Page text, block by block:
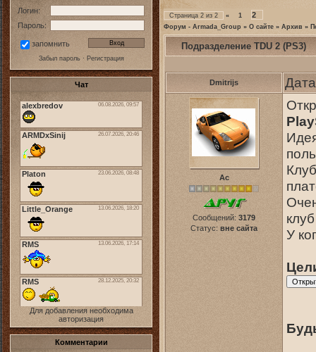
Логин:
Пароль:
запомнить
Забыл пароль· Регистрация
Чат
Для добавления необходима
авторизация
Комментарии
Страница 2 из 2 « 1 2
Форум - Armada_Group » О сайте » Архив »
Подразделение TDU 2 (PS3)
Dmitrijs
Ас
Сообщений: 3179
Статус: вне сайта
У